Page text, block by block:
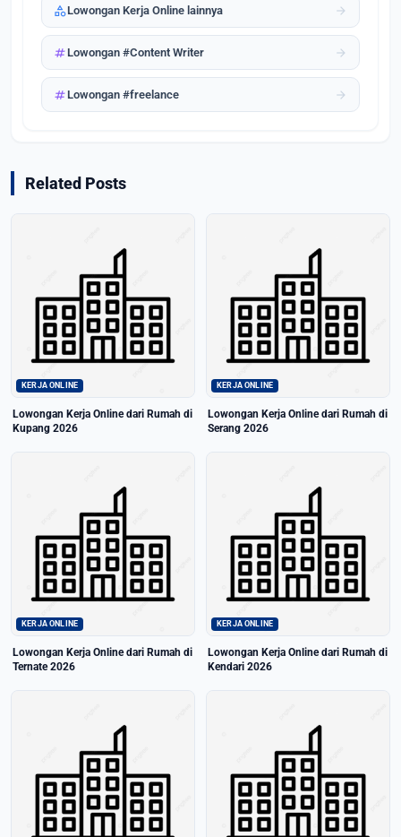
categoryLowongan Kerja Online lainnya arrow_forward
tagLowongan #Content Writer arrow_forward
tagLowongan #freelance arrow_forward
Related Posts
KERJA ONLINE
Lowongan Kerja Online dari Rumah di
Kupang 2026
KERJA ONLINE
Lowongan Kerja Online dari Rumah di
Serang 2026
KERJA ONLINE
Lowongan Kerja Online dari Rumah di
Ternate 2026
KERJA ONLINE
Lowongan Kerja Online dari Rumah di
Kendari 2026